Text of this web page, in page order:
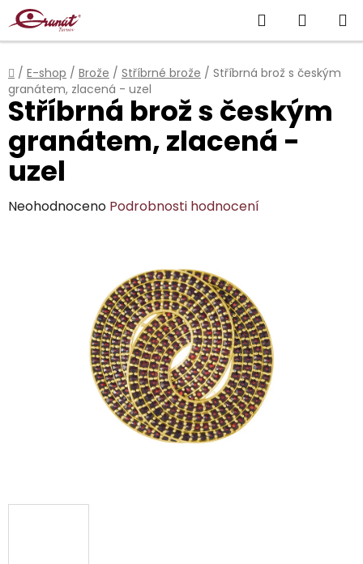
Přejít
na
obsah
Hledat
KOŠÍK
Domů
/ E-shop / Brože / Stříbrné brože / Stříbrná brož s českým
granátem, zlacená - uzel
Stříbrná brož s českým
granátem, zlacená -
uzel
Průměrné
Neohodnoceno Podrobnosti hodnocení